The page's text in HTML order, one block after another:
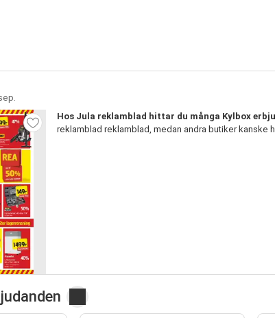
Hos Jula reklamblad hittar du många Kylbox
reklamblad reklamblad, medan andra butiker kanske